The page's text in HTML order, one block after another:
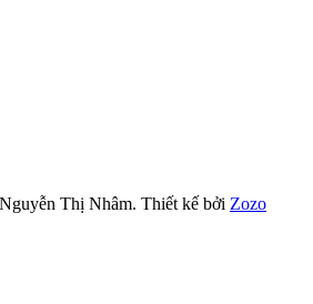
Thị Nhâm. Thiết kế bởi Zozo